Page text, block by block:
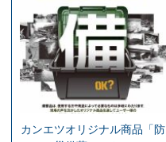
カンエツオリジナル商品「防